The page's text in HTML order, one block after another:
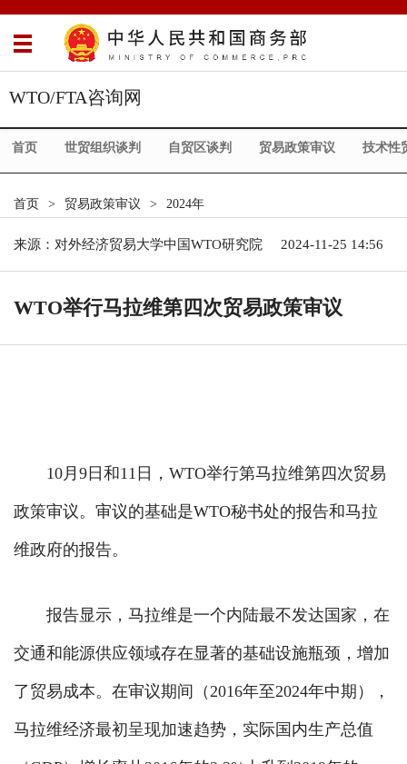
WTO/FTA咨询网
首页 世贸组织谈判 自贸区谈判 贸易政策审议 技术性
首页 > 贸易政策审议 > 2024年
来源： 对外经济贸易大学中国WTO研究院 2024-11-25 14:56
WTO举行马拉维第四次贸易政策审议
10月9日和11日，WTO举行第马拉维第四次贸易
政策审议。审议的基础是WTO秘书处的报告和马拉
维政府的报告。
报告显示，马拉维是一个内陆最不发达国家，在
交通和能源供应领域存在显著的基础设施瓶颈，增加
了贸易成本。在审议期间（2016年至2024年中期），
马拉维经济最初呈现加速趋势，实际国内生产总值